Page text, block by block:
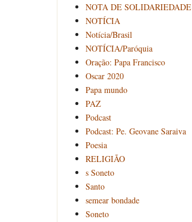
NOTA DE SOLIDARIEDADE
NOTÍCIA
Notícia/Brasil
NOTÍCIA/Paróquia
Oração: Papa Francisco
Oscar 2020
Papa mundo
PAZ
Podcast
Podcast: Pe. Geovane Saraiva
Poesia
RELIGIÃO
s Soneto
Santo
semear bondade
Soneto